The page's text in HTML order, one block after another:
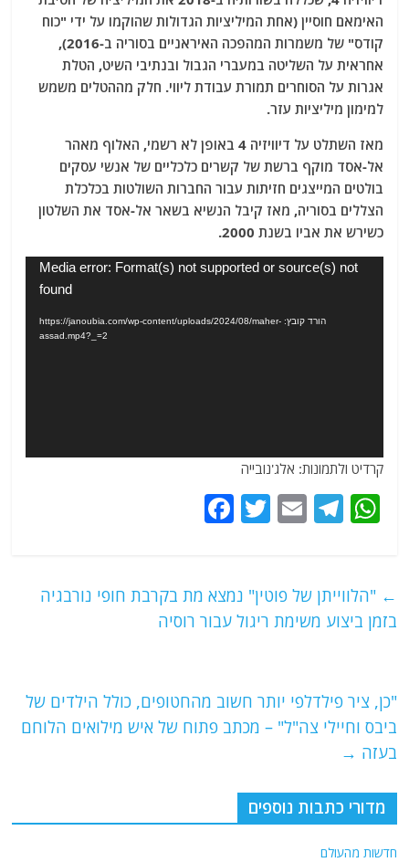
האימאם חוסיין (אחת המיליציות הגדולות שהוקמו על ידי "כוח
קודס" של משמרות המהפכה האיראניים בסוריה ב-2016),
אחראית על השליטה במעברי הגבול ובנתיבי השיט, הטלת
אגרות על הסוחרים תמורת עבודת ליווי. חלק מההטלים משמש
למימון מיליציות עזר.
מאז השתלט על דיוויזיה 4 באופן לא רשמי, האלוף מאהר
אל-אסד מוקף ברשת של קשרים כלכליים של אנשי עסקים
בולטים המייצגים חזיתות עבור החברות השולטות בכלכלת
הצללים בסוריה, מאז קיבל הנשיא בשאר אל-אסד את השלטון
כשירש את אביו בשנת 2000.
Media error: Format(s) not supported or source(s) not
found
הורד קובץ: https://janoubia.com/wp-content/uploads/2024/08/maher-
assad.mp4?_=2
קרדיט ולתמונות: אלג'נובייה
W
s
A
T
g
ra
E
l
T
er
e
b
k
← "הלווייתן של פוטין" נמצא מת בקרבת חופי נורבגיה
בזמן ביצוע משימת ריגול עבור רוסיה
"כן, ציר פילדלפי יותר חשוב מהחטופים, כולל הילדים של
ביבס וחיילי צה"ל" – מכתב פתוח של איש מילואים הלוחם
בעזה →
מדורי כתבות נוספים
חדשות מהעולם